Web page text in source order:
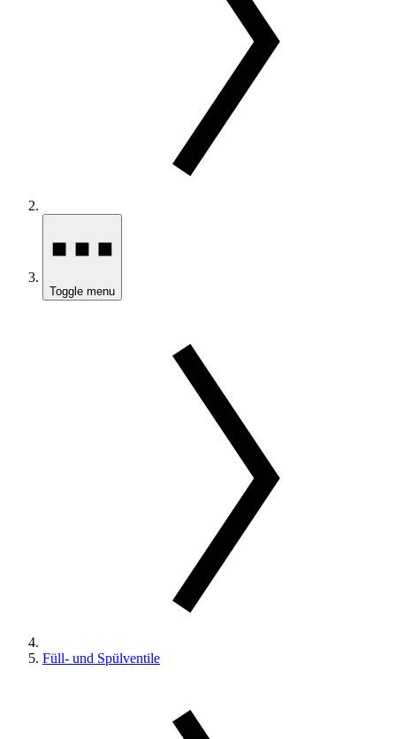
Toggle menu
Füll- und Spülventile